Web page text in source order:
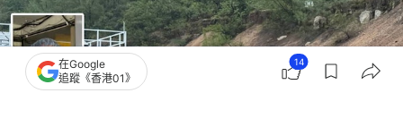
在Google
追蹤《香港01》
14